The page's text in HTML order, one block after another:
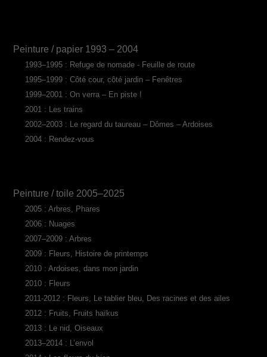
Peinture / papier 1993 – 2004
1993–1995 : Refuge de nomade - Feuille de route
1995–1999 : Côté cour, côté jardin – Fenêtres
1999–2001 : On verra – En piste !
2001 : Les trains
2002–2003 : Le regard du taureau – Dômes – Ardoises
2004 : Rendez-vous
Peinture / toile 2005–2025
2005 : Arbres, Phares
2006 : Nuages
2007–2009 : Arbres
2009 : Fleurs, Histoire de printemps
2010 : Ardoises, dans mon jardin
2010 : Fleurs
2011-2012 : Fleurs, Le tablier bleu, Des racines et des ailes
2012 : Fruits, Fruits haïkus
2013 : Le nid, Oiseaux
2013–2014 : L’envol